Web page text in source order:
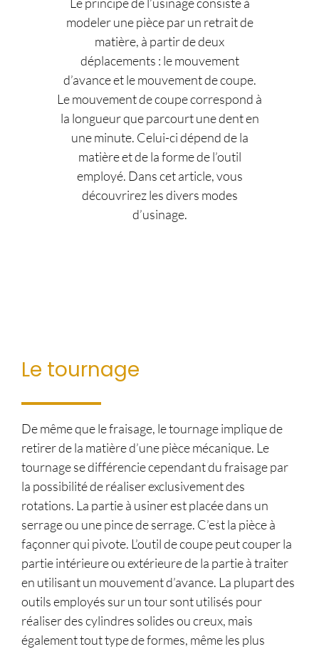
modeler une pièce par un retrait de
matière, à partir de deux
déplacements : le mouvement
d’avance et le mouvement de coupe.
Le mouvement de coupe correspond à
la longueur que parcourt une dent en
une minute. Celui-ci dépend de la
matière et de la forme de l’outil
employé. Dans cet article, vous
découvrirez les divers modes
d’usinage.
Le tournage
De même que le fraisage, le tournage implique de
retirer de la matière d’une pièce mécanique. Le
tournage se différencie cependant du fraisage par
la possibilité de réaliser exclusivement des
rotations. La partie à usiner est placée dans un
serrage ou une pince de serrage. C’est la pièce à
façonner qui pivote. L’outil de coupe peut couper la
partie intérieure ou extérieure de la partie à traiter
en utilisant un mouvement d’avance. La plupart des
outils employés sur un tour sont utilisés pour
réaliser des cylindres solides ou creux, mais
également tout type de formes, même les plus